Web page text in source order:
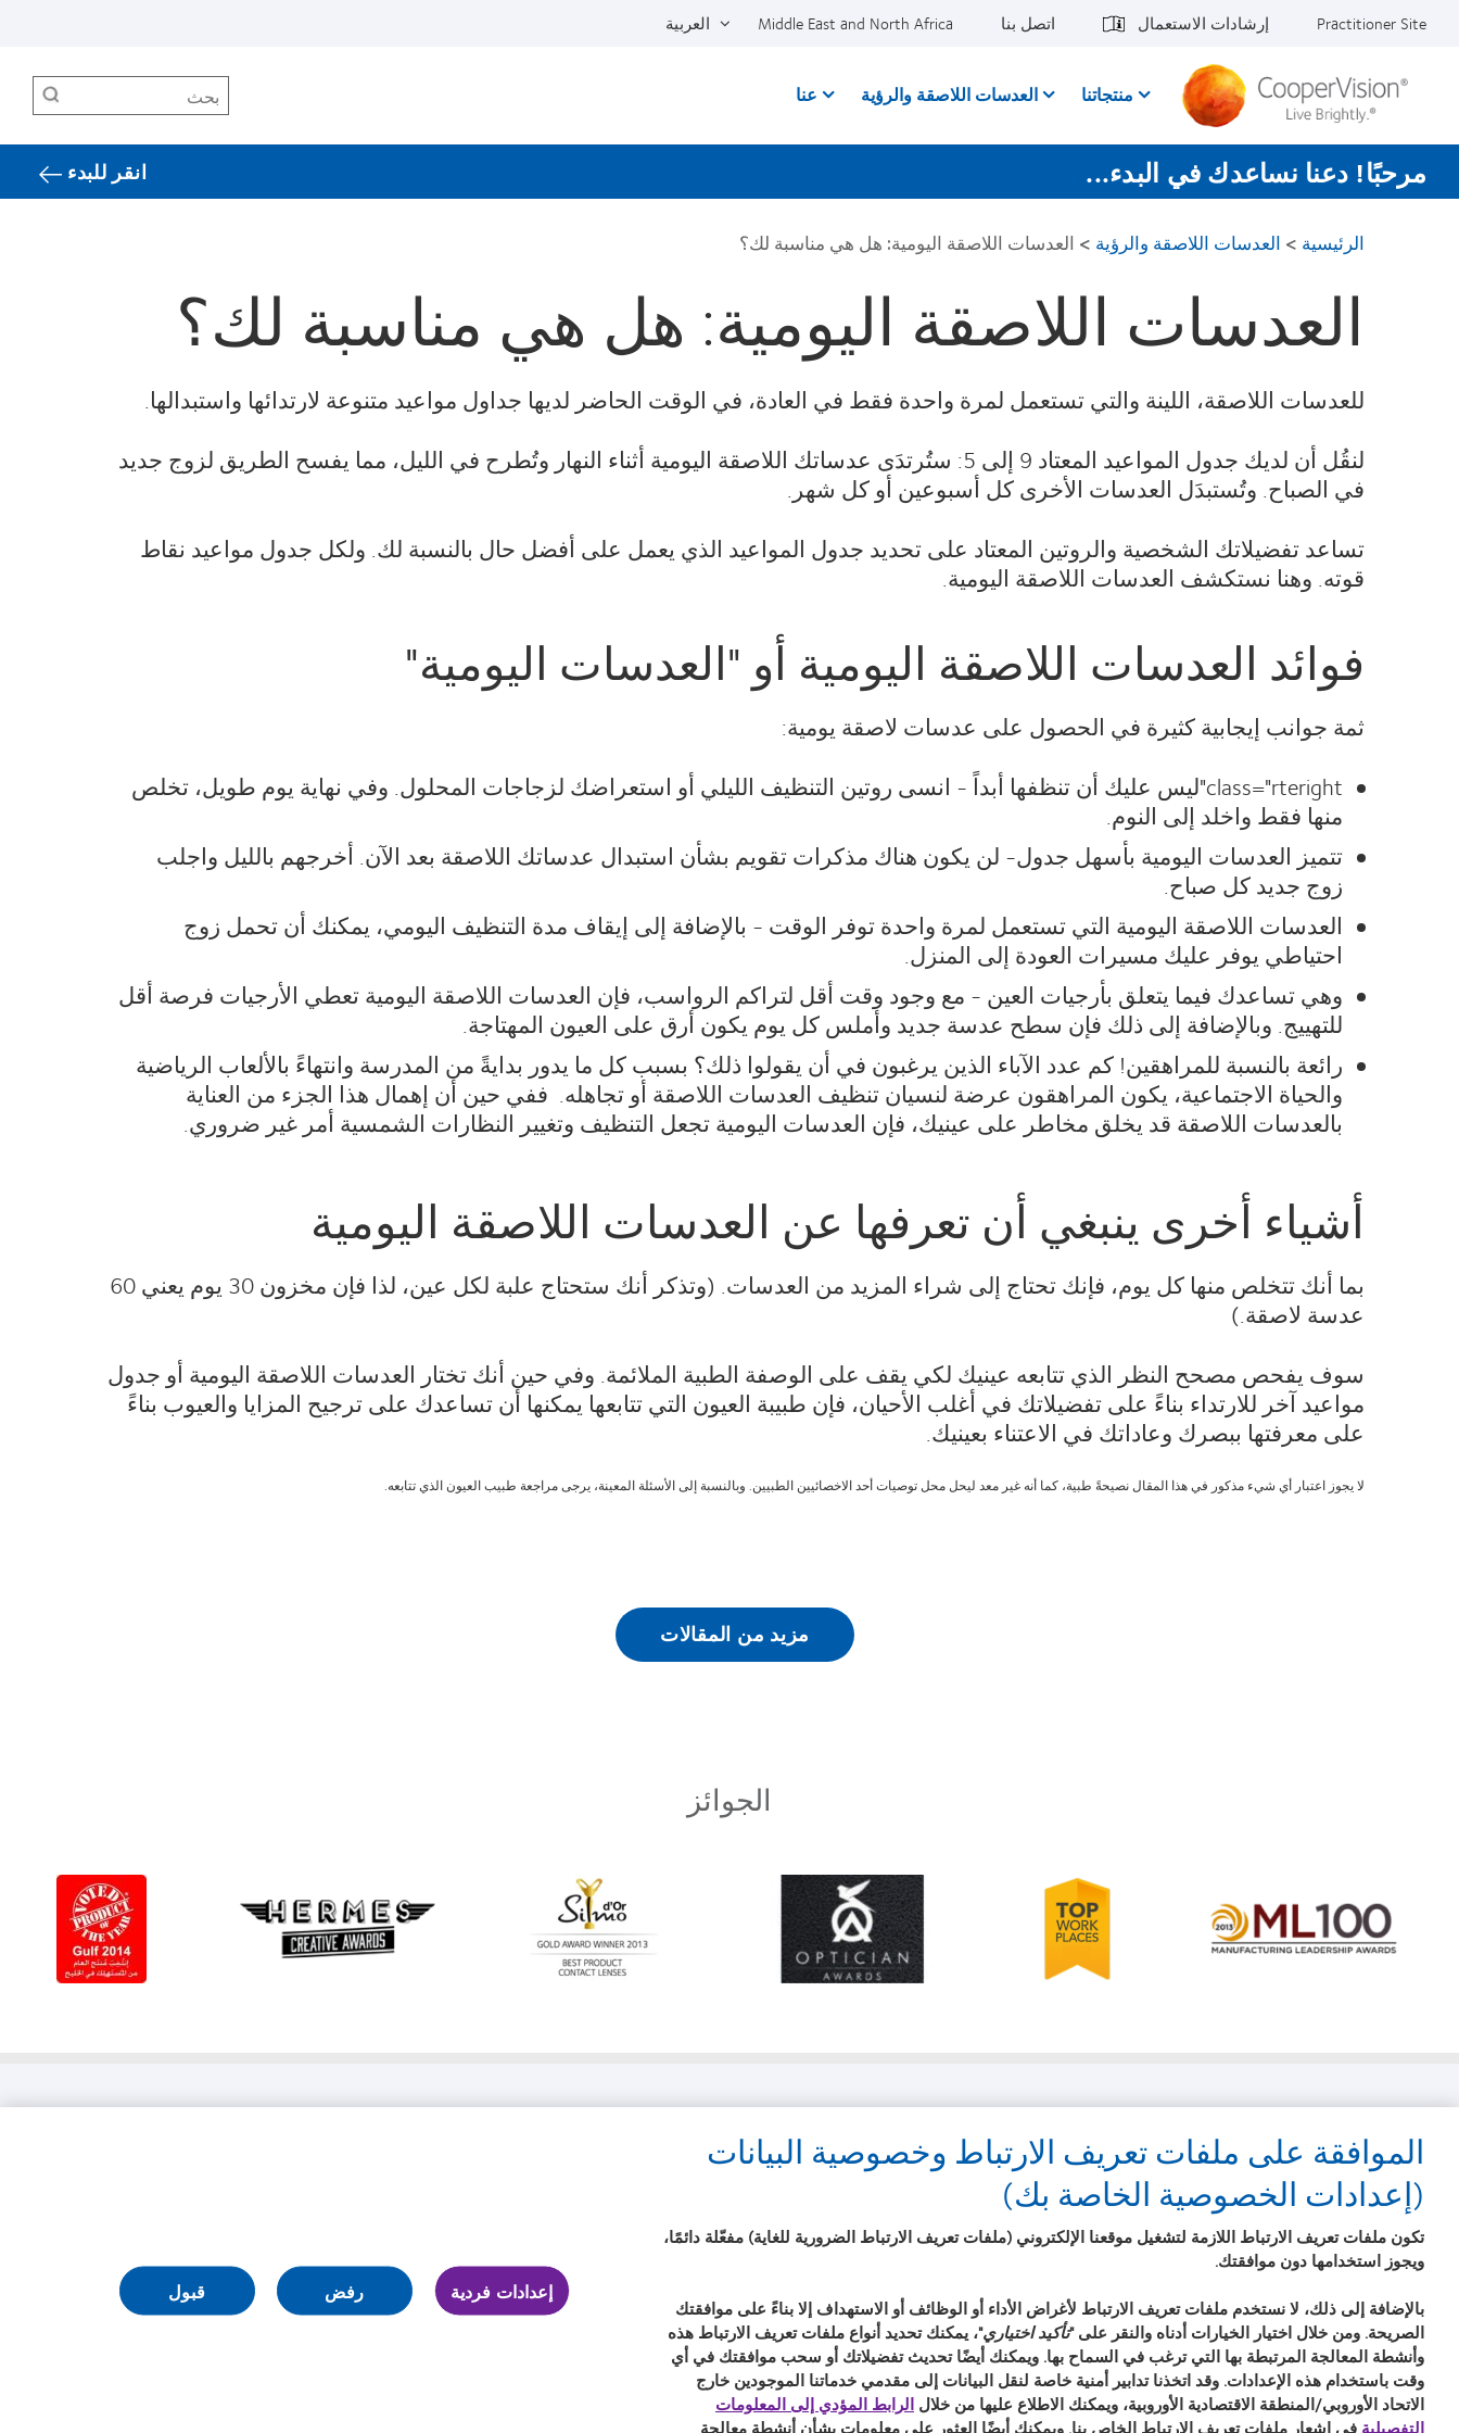
Practitioner Site إرشادات الاستعمال اتصل بنا Middle East and North Africa العربية
منتجاتنا العدسات اللاصقة والرؤية عنا بحث
مرحبًا! دعنا نساعدك في البدء... انقر للبدء
الرئيسية > العدسات اللاصقة والرؤية > العدسات اللاصقة اليومية: هل هي مناسبة لك؟
العدسات اللاصقة اليومية: هل هي مناسبة لك؟
للعدسات اللاصقة، اللينة والتي تستعمل لمرة واحدة فقط في العادة، في الوقت الحاضر لديها جداول مواعيد متنوعة لارتدائها واستبدالها.
لنقُل أن لديك جدول المواعيد المعتاد 9 إلى 5: ستُرتدَى عدساتك اللاصقة اليومية أثناء النهار وتُطرح في الليل، مما يفسح الطريق لزوج جديد
في الصباح. وتُستبدَل العدسات الأخرى كل أسبوعين أو كل شهر.
تساعد تفضيلاتك الشخصية والروتين المعتاد على تحديد جدول المواعيد الذي يعمل على أفضل حال بالنسبة لك. ولكل جدول مواعيد نقاط
قوته. وهنا نستكشف العدسات اللاصقة اليومية.
فوائد العدسات اللاصقة اليومية أو "العدسات اليومية"
ثمة جوانب إيجابية كثيرة في الحصول على عدسات لاصقة يومية:
class="rteright"ليس عليك أن تنظفها أبداً - انسى روتين التنظيف الليلي أو استعراضك لزجاجات المحلول. وفي نهاية يوم طويل، تخلص
منها فقط واخلد إلى النوم.
تتميز العدسات اليومية بأسهل جدول- لن يكون هناك مذكرات تقويم بشأن استبدال عدساتك اللاصقة بعد الآن. أخرجهم بالليل واجلب
زوج جديد كل صباح.
العدسات اللاصقة اليومية التي تستعمل لمرة واحدة توفر الوقت - بالإضافة إلى إيقاف مدة التنظيف اليومي، يمكنك أن تحمل زوج
احتياطي يوفر عليك مسيرات العودة إلى المنزل.
وهي تساعدك فيما يتعلق بأرجيات العين - مع وجود وقت أقل لتراكم الرواسب، فإن العدسات اللاصقة اليومية تعطي الأرجيات فرصة أقل
للتهييج. وبالإضافة إلى ذلك فإن سطح عدسة جديد وأملس كل يوم يكون أرق على العيون المهتاجة.
رائعة بالنسبة للمراهقين! كم عدد الآباء الذين يرغبون في أن يقولوا ذلك؟ بسبب كل ما يدور بدايةً من المدرسة وانتهاءً بالألعاب الرياضية
والحياة الاجتماعية، يكون المراهقون عرضة لنسيان تنظيف العدسات اللاصقة أو تجاهله. ففي حين أن إهمال هذا الجزء من العناية
بالعدسات اللاصقة قد يخلق مخاطر على عينيك، فإن العدسات اليومية تجعل التنظيف وتغيير النظارات الشمسية أمر غير ضروري.
أشياء أخرى ينبغي أن تعرفها عن العدسات اللاصقة اليومية
بما أنك تتخلص منها كل يوم، فإنك تحتاج إلى شراء المزيد من العدسات. (وتذكر أنك ستحتاج علبة لكل عين، لذا فإن مخزون 30 يوم يعني 60
عدسة لاصقة.)
سوف يفحص مصحح النظر الذي تتابعه عينيك لكي يقف على الوصفة الطبية الملائمة. وفي حين أنك تختار العدسات اللاصقة اليومية أو جدول
مواعيد آخر للارتداء بناءً على تفضيلاتك في أغلب الأحيان، فإن طبيبة العيون التي تتابعها يمكنها أن تساعدك على ترجيح المزايا والعيوب بناءً
على معرفتها ببصرك وعاداتك في الاعتناء بعينيك.
لا يجوز اعتبار أي شيء مذكور في هذا المقال نصيحةً طبية، كما أنه غير معد ليحل محل توصيات أحد الاخصائيين الطبيين. وبالنسبة إلى الأسئلة المعينة، يرجى مراجعة طبيب العيون الذي تتابعه.
مزيد من المقالات
الجوائز
Learn
more
about
Learn
more
about
2012-
2010
Top
Learn
more
about
أفضل
مصنع
للعدسات
about
Silmo
d’Or
Learn
more
قسم تقنية العدسات اللاصقة
العدسات اللاصقة والرؤية
مرتدي عدسات جديد
مرتدي عدسات يتمتع بالخبرة
الوظائف
اتصل بنا
أنباء
شروط الخدمة
سياسة ملفات تعريف الارتباط
الموافقة على ملفات تعريف الارتباط وخصوصية البيانات
(إعدادات الخصوصية الخاصة بك)
تكون ملفات تعريف الارتباط اللازمة لتشغيل موقعنا الإلكتروني (ملفات تعريف الارتباط الضرورية للغاية) مفعّلة دائمًا،
ويجوز استخدامها دون موافقتك.
بالإضافة إلى ذلك، لا نستخدم ملفات تعريف الارتباط لأغراض الأداء أو الوظائف أو الاستهداف إلا بناءً على موافقتك
الصريحة. ومن خلال اختيار الخيارات أدناه والنقر على "تأكيد اختياري"، يمكنك تحديد أنواع ملفات تعريف الارتباط هذه
وأنشطة المعالجة المرتبطة بها التي ترغب في السماح بها. ويمكنك أيضًا تحديث تفضيلاتك أو سحب موافقتك في أي
وقت باستخدام هذه الإعدادات. وقد اتخذنا تدابير أمنية خاصة لنقل البيانات إلى مقدمي خدماتنا الموجودين خارج
الاتحاد الأوروبي/المنطقة الاقتصادية الأوروبية، ويمكنك الاطلاع عليها من خلال الرابط المؤدي إلى المعلومات
التفصيلية في إشعار ملفات تعريف الارتباط الخاص بنا. ويمكنك أيضًا العثور على معلومات بشأن أنشطة معالجة
إعدادات فردية رفض قبول